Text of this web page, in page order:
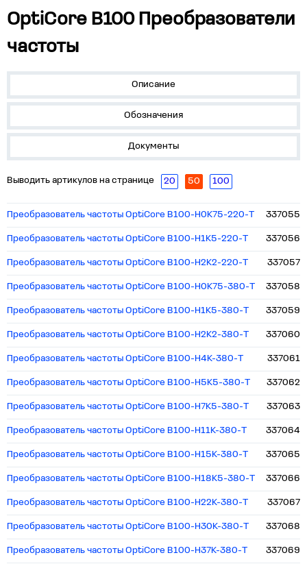
OptiCore B100 Преобразователи
частоты
Описание
Обозначения
Документы
Выводить артикулов на странице 20 50 100
Преобразователь частоты OptiCore B100-H0K75-220-Т 337055
Преобразователь частоты OptiCore B100-H1K5-220-Т 337056
Преобразователь частоты OptiCore B100-H2K2-220-Т 337057
Преобразователь частоты OptiCore B100-H0K75-380-Т 337058
Преобразователь частоты OptiCore B100-H1K5-380-Т 337059
Преобразователь частоты OptiCore B100-H2K2-380-Т 337060
Преобразователь частоты OptiCore B100-H4K-380-Т 337061
Преобразователь частоты OptiCore B100-H5K5-380-Т 337062
Преобразователь частоты OptiCore B100-Н7K5-380-Т 337063
Преобразователь частоты OptiCore B100-H11K-380-Т 337064
Преобразователь частоты OptiCore B100-H15K-380-Т 337065
Преобразователь частоты OptiCore B100-H18K5-380-Т 337066
Преобразователь частоты OptiCore B100-H22K-380-Т 337067
Преобразователь частоты OptiCore B100-H30K-380-Т 337068
Преобразователь частоты OptiCore B100-H37K-380-Т 337069